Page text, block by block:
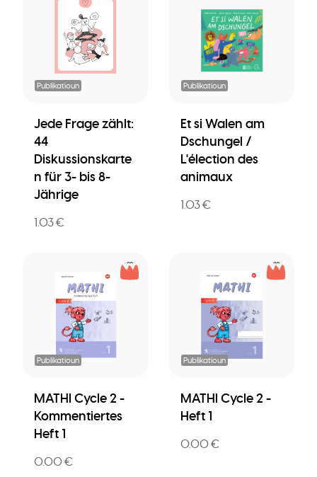
Publikatioun
Jede Frage zählt:
44
Diskussionskarte
n für 3- bis 8-
Jährige
1.03 €
Publikatioun
Et si Walen am
Dschungel /
L'élection des
animaux
1.03 €
Publikatioun
MATHI Cycle 2 -
Kommentiertes
Heft 1
0.00 €
Publikatioun
MATHI Cycle 2 -
Heft 1
0.00 €